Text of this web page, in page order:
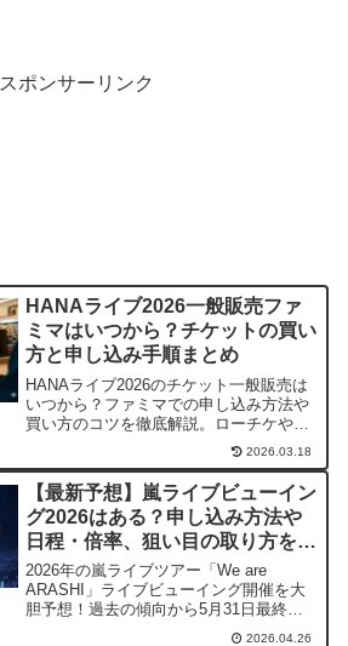
スポンサーリンク
HANAライブ2026一般販売ファ
ミマはいつから？チケットの買い
方と申し込み手順まとめ
HANAライブ2026のチケット一般販売は
いつから？ファミマでの申し込み方法や
買い方のコツを徹底解説。ローチケや
e+の先着で確実に取るための準備や、取
れなかった時の公式リセール・当日券情
報まで網羅しています。不安な手順も画
像付き（表形式）で分かりやすく紹介！
2026.03.18
【最新予想】嵐ライブビューイン
グ2026はある？申し込み方法や
日程・倍率、狙い目の取り方を徹
底解説！
2026年の嵐ライブツアー「We are
ARASHI」ライブビューイング開催を大
胆予想！過去の傾向から5月31日最終公
演の可能性や、ファンクラブ限定の申し
2026.04.26